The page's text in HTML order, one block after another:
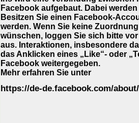
Facebook aufgebaut. Dabei
Besitzen Sie einen Facebook-
werden. Wenn Sie keine
wünschen, loggen Sie sich bitte
aus. Interaktionen, insbesondere
das Anklicken eines „Like“- oder
Facebook weitergegeben.
Mehr erfahren Sie unter
https://de-de.facebook.com/